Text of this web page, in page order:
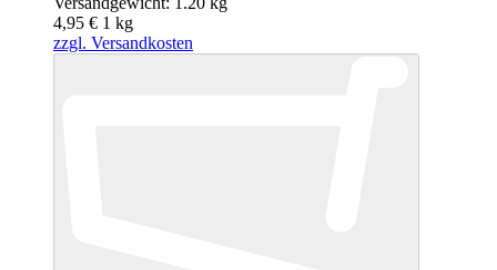
4,95 € 1 kg
zzgl. Versandkosten